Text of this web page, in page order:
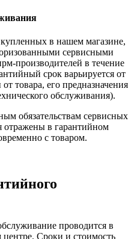
в нашем магазине,
сервисными
производителей в течение
срок варьируется от
товара, его предназначения
обслуживания).
обязательствам сервисных
отражены в гарантийном
с товаром.
проводится в
Сроки и стоимость